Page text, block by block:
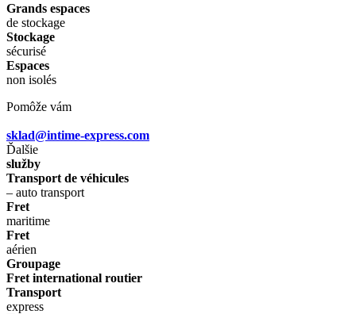
Grands espaces
de stockage
Stockage
sécurisé
Espaces
non isolés
Pomôže vám
sklad@intime-express.com
Ďalšie
služby
Transport de véhicules
– auto transport
Fret
maritime
Fret
aérien
Groupage
Fret international routier
Transport
express